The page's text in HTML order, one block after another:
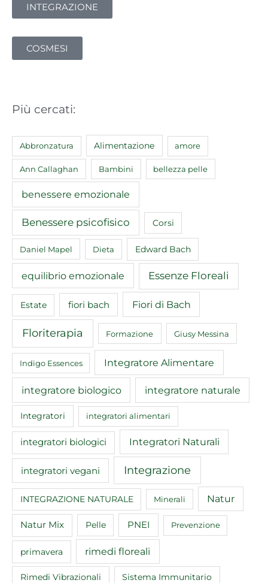
INTEGRAZIONE
COSMESI
Più cercati:
Abbronzatura Alimentazione amore
Ann Callaghan Bambini bellezza pelle
benessere emozionale
Benessere psicofisico Corsi
Daniel Mapel Dieta Edward Bach
equilibrio emozionale Essenze Floreali
Estate fiori bach Fiori di Bach
Floriterapia Formazione Giusy Messina
Indigo Essences Integratore Alimentare
integratore biologico integratore naturale
Integratori integratori alimentari
integratori biologici Integratori Naturali
integratori vegani Integrazione
INTEGRAZIONE NATURALE Minerali Natur
Natur Mix Pelle PNEI Prevenzione
primavera rimedi floreali
Rimedi Vibrazionali Sistema Immunitario